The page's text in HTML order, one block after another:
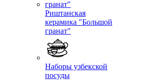
Риштанская
керамика "Большой
гранат"
Наборы узбекской
посуды